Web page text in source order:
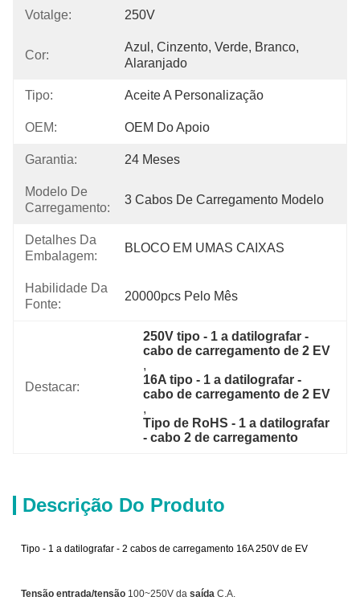
Votalge: 250V
Cor:
Azul, Cinzento, Verde, Branco,
Alaranjado
Tipo: Aceite A Personalização
OEM: OEM Do Apoio
Garantia: 24 Meses
Modelo De
Carregamento:
3 Cabos De Carregamento Modelo
Detalhes Da
Embalagem:
BLOCO EM UMAS CAIXAS
Habilidade Da
Fonte:
20000pcs Pelo Mês
Destacar:
250V tipo - 1 a datilografar -
cabo de carregamento de 2 EV
,
16A tipo - 1 a datilografar -
cabo de carregamento de 2 EV
,
Tipo de RoHS - 1 a datilografar
- cabo 2 de carregamento
Descrição Do Produto
Tipo - 1 a datilografar - 2 cabos de carregamento 16A 250V de EV
Tensão entrada/tensão 100~250V da saída C.A.